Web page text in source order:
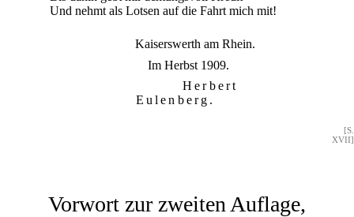
Und nehmt als Lotsen auf die Fahrt mich mit!
Kaiserswerth am Rhein.
Im Herbst 1909.
Herbert
Eulenberg.
[S.
XVII]
Vorwort zur zweiten Auflage,